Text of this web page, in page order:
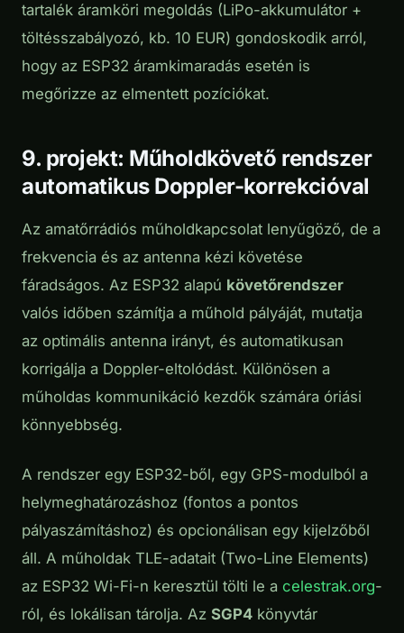
tartalék áramköri megoldás (LiPo-akkumulátor +
töltésszabályozó, kb. 10 EUR) gondoskodik arról,
hogy az ESP32 áramkimaradás esetén is
megőrizze az elmentett pozíciókat.
9. projekt: Műholdkövető rendszer
automatikus Doppler-korrekcióval
Az amatőrrádiós műholdkapcsolat lenyűgöző, de a
frekvencia és az antenna kézi követése
fáradságos. Az ESP32 alapú követőrendszer
valós időben számítja a műhold pályáját, mutatja
az optimális antenna irányt, és automatikusan
korrigálja a Doppler-eltolódást. Különösen a
műholdas kommunikáció kezdők számára óriási
könnyebbség.
A rendszer egy ESP32-ből, egy GPS-modulból a
helymeghatározáshoz (fontos a pontos
pályaszámításhoz) és opcionálisan egy kijelzőből
áll. A műholdak TLE-adatait (Two-Line Elements)
az ESP32 Wi-Fi-n keresztül tölti le a celestrak.org-
ról, és lokálisan tárolja. Az SGP4 könyvtár